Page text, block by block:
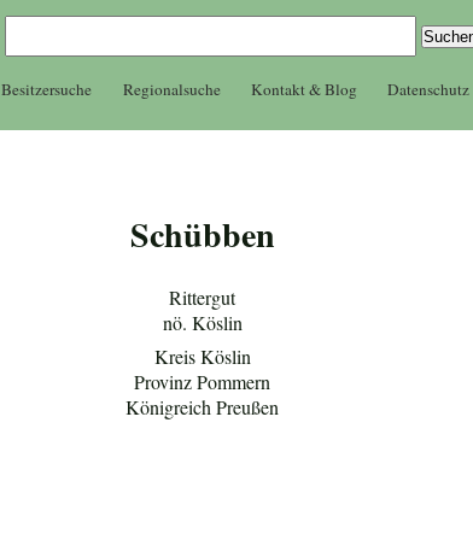
Besitzersuche Regionalsuche Kontakt & Blog Datenschutz
Schübben
Rittergut
nö. Köslin
Kreis Köslin
Provinz Pommern
Königreich Preußen